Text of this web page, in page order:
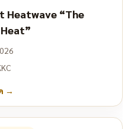
Heatwave “The
→